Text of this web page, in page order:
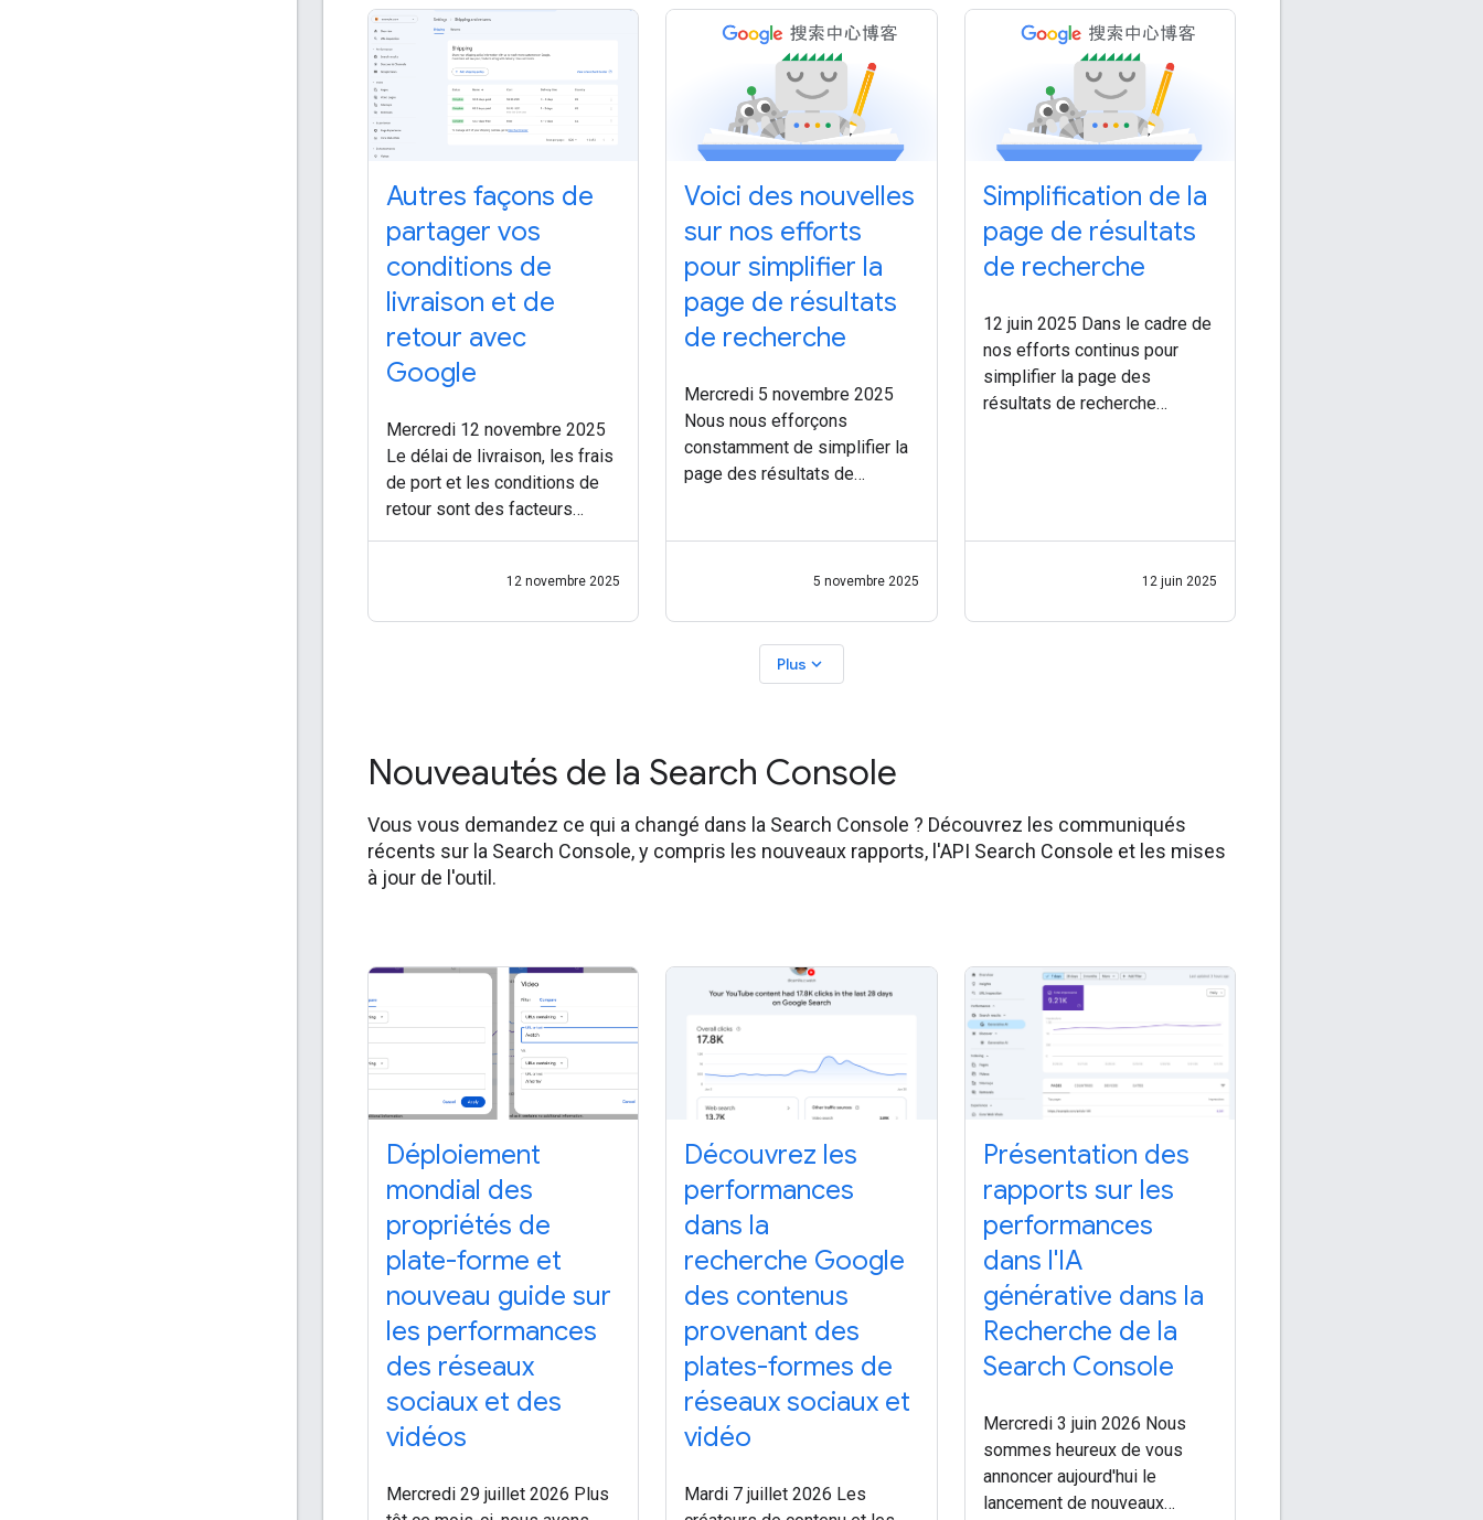
Autres façons de
partager vos
conditions de
livraison et de
retour avec
Google
Mercredi 12 novembre 2025
Le délai de livraison, les frais
de port et les conditions de
retour sont des facteurs
essentiels pour les acheteurs
disposent d'informations
12 novembre 2025
Voici des nouvelles
sur nos efforts
pour simplifier la
page de résultats
de recherche
Mercredi 5 novembre 2025
Nous nous efforçons
constamment de simplifier la
page des résultats de
et les sites Web que vous
5 novembre 2025
Simplification de la
page de résultats
de recherche
12 juin 2025 Dans le cadre de
nos efforts continus pour
simplifier la page des
résultats de recherche
structurées dans la
12 juin 2025
Plus expand_more
Nouveautés de la Search Console
Vous vous demandez ce qui a changé dans la Search Console ? Découvrez les communiqués
récents sur la Search Console, y compris les nouveaux rapports, l'API Search Console et les mises
à jour de l'outil.
Déploiement
mondial des
propriétés de
plate-forme et
nouveau guide sur
les performances
des réseaux
sociaux et des
vidéos
Mercredi 29 juillet 2026 Plus
Découvrez les
performances
dans la
recherche Google
des contenus
provenant des
plates-formes de
réseaux sociaux et
vidéo
Mardi 7 juillet 2026 Les
Présentation des
rapports sur les
performances
dans l'IA
générative dans la
Recherche de la
Search Console
Mercredi 3 juin 2026 Nous
sommes heureux de vous
annoncer aujourd'hui le
lancement de nouveaux